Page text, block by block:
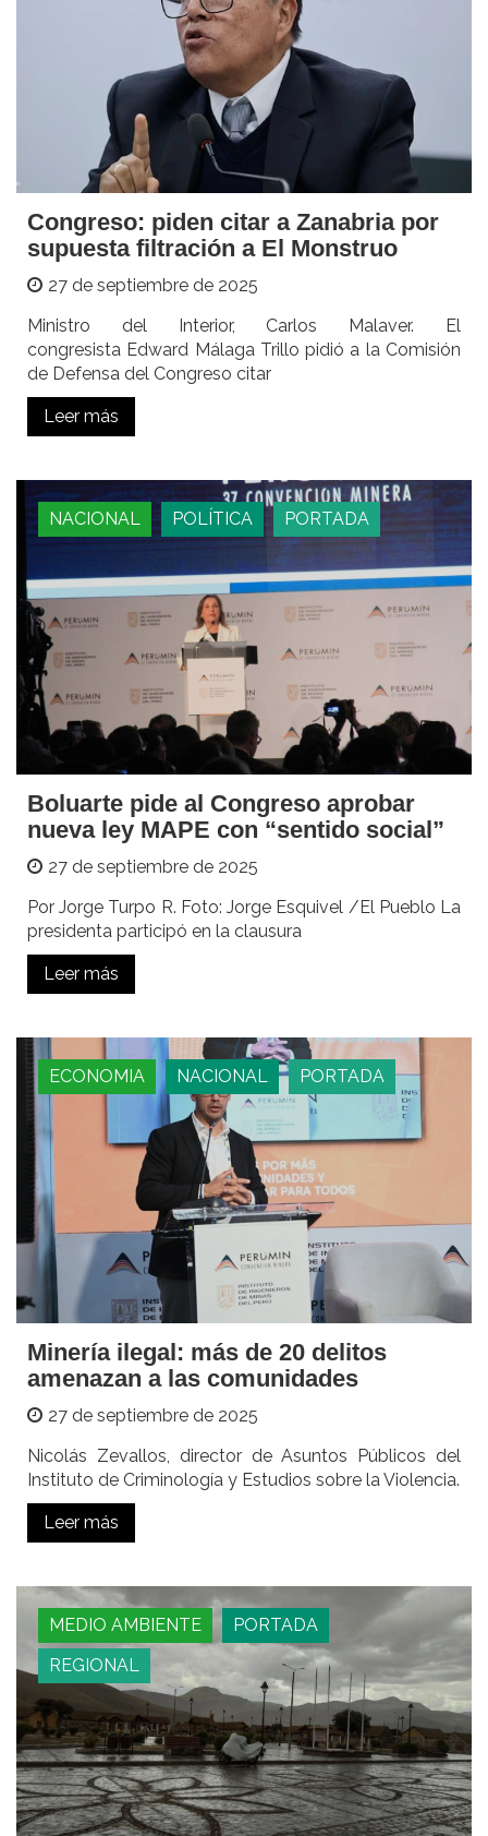
Congreso: piden citar a Zanabria por
supuesta filtración a El Monstruo
27 de septiembre de 2025
Ministro del Interior, Carlos Malaver. El
congresista Edward Málaga Trillo pidió a la Comisión
de Defensa del Congreso citar
Leer más
NACIONAL POLÍTICA PORTADA
Boluarte pide al Congreso aprobar
nueva ley MAPE con “sentido social”
27 de septiembre de 2025
Por Jorge Turpo R. Foto: Jorge Esquivel /El Pueblo La
presidenta participó en la clausura
Leer más
ECONOMIA NACIONAL PORTADA
Minería ilegal: más de 20 delitos
amenazan a las comunidades
27 de septiembre de 2025
Nicolás Zevallos, director de Asuntos Públicos del
Instituto de Criminología y Estudios sobre la Violencia.
Leer más
MEDIO AMBIENTE
PORTADA
REGIONAL